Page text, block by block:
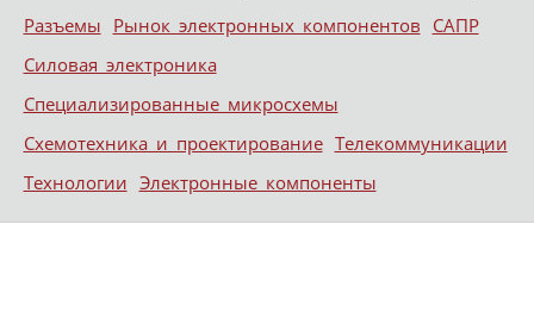
Разъемы Рынок электронных компонентов САПР
Силовая электроника
Специализированные микросхемы
Схемотехника и проектирование Телекоммуникации
Технологии Электронные компоненты